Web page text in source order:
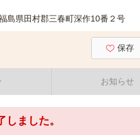
島県田村郡三春町深作10番２号
保存
お知らせ
しました。